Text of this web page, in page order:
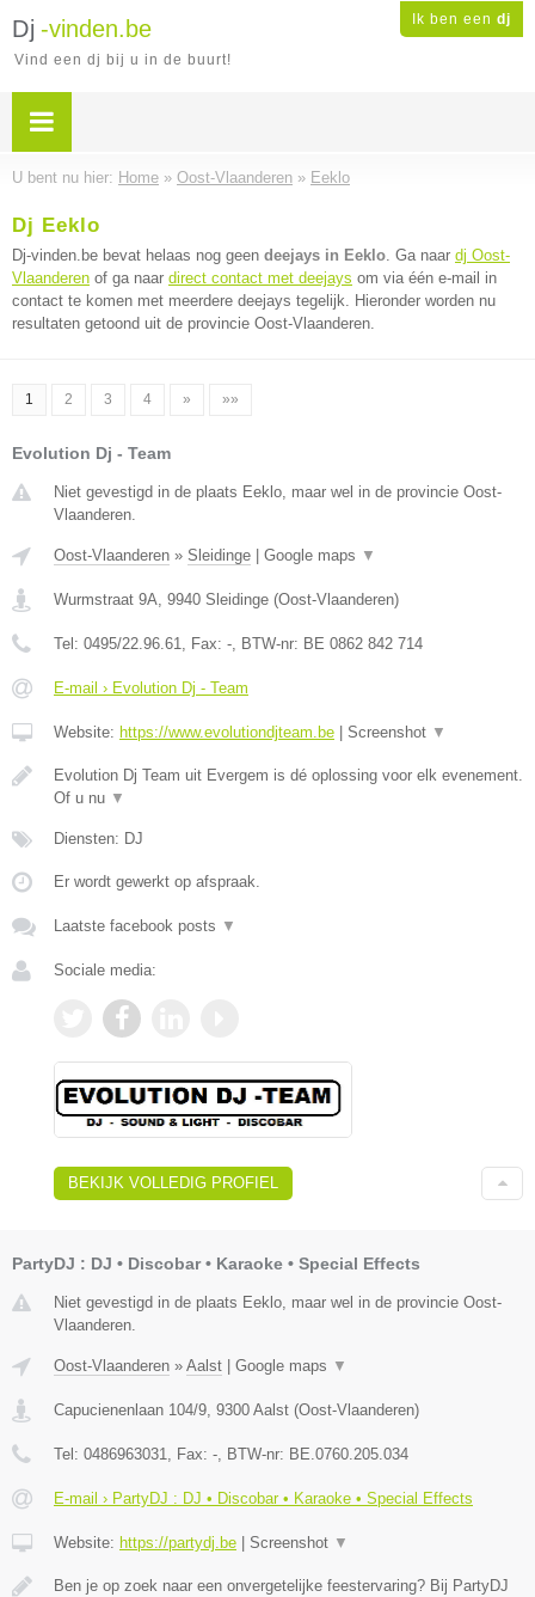
Ik ben een dj
Dj -vinden.be
Vind een dj bij u in de buurt!
U bent nu hier: Home » Oost-Vlaanderen » Eeklo
Dj Eeklo
Dj-vinden.be bevat helaas nog geen deejays in Eeklo. Ga naar dj Oost-
Vlaanderen of ga naar direct contact met deejays om via één e-mail in
contact te komen met meerdere deejays tegelijk. Hieronder worden nu
resultaten getoond uit de provincie Oost-Vlaanderen.
1 2 3 4 » »»
Evolution Dj - Team
Niet gevestigd in de plaats Eeklo, maar wel in de provincie Oost-
Vlaanderen.
Oost-Vlaanderen » Sleidinge Google maps ▼
Wurmstraat 9A, 9940 Sleidinge (Oost-Vlaanderen)
Tel: 0495/22.96.61, Fax: -, BTW-nr: BE 0862 842 714
E-mail › Evolution Dj - Team
Website: https://www.evolutiondjteam.be Screenshot ▼
Evolution Dj Team uit Evergem is dé oplossing voor elk evenement.
Of u nu ▼
Diensten: DJ
Er wordt gewerkt op afspraak.
Laatste facebook posts ▼
Sociale media:
BEKIJK VOLLEDIG PROFIEL
PartyDJ : DJ • Discobar • Karaoke • Special Effects
Niet gevestigd in de plaats Eeklo, maar wel in de provincie Oost-
Vlaanderen.
Oost-Vlaanderen » Aalst | Google maps ▼
Capucienenlaan 104/9 9300 Aalst (Oost-Vlaanderen)
Tel: 0486963031 , Fax: - , BTW-nr: BE.0760.205.034
E-mail › PartyDJ : DJ • Discobar • Karaoke • Special Effects
Website: https://partydj.be | Screenshot ▼
Ben je op zoek naar een onvergetelijke feestervaring? Bij PartyDJ